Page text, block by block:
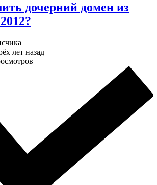
дочерний домен из
лет назад